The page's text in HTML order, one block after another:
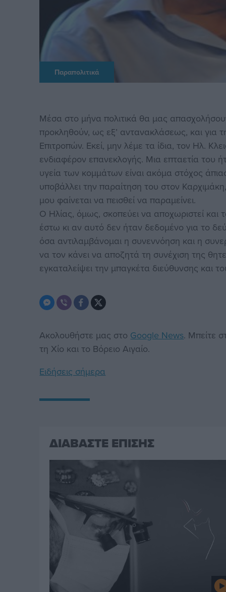
Παραπολιτικά
Μέσα στο μήνα πολιτικά θα μας
προκληθούν, ως εξ’ αντανακλάσεως, και για
Επιτροπών. Εκεί, μην λέμε τα ίδια, τον Ηλ.
ενδιαφέρον επανεκλογής. Μια επταετία του
υγεία των κομμάτων είναι ακόμα στόχος
υποβάλλει την παραίτηση του στον
μου φαίνεται να πεισθεί να παραμείνει.
Ο Ηλίας, όμως, σκοπεύει να αποχωριστεί και
έστω κι αν αυτό δεν ήταν δεδομένο για το
όσα αντιλαμβάνομαι η συνεννόηση και η
να τον κάνει να αποζητά τη συνέχιση της
εγκαταλείψει την μπαγκέτα διεύθυνσης και
Ακολουθήστε μας στο Google News. Μπείτε
τη Χίο και το Βόρειο Αιγαίο.
Ειδήσεις σήμερα
ΔΙΑΒΑΣΤΕ ΕΠΙΣΗΣ